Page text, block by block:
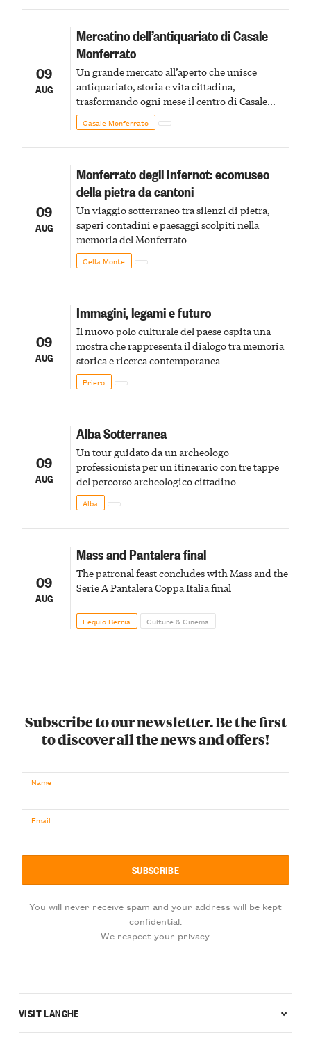
09
AUG
Mercatino dell’antiquariato di Casale
Monferrato
Un grande mercato all’aperto che unisce
antiquariato, storia e vita cittadina,
trasformando ogni mese il centro di Casale
Monferrato in un luogo di scoperta e racconto
Casale Monferrato
09
AUG
Monferrato degli Infernot: ecomuseo
della pietra da cantoni
Un viaggio sotterraneo tra silenzi di pietra,
saperi contadini e paesaggi scolpiti nella
memoria del Monferrato
Cella Monte
09
AUG
Immagini, legami e futuro
Il nuovo polo culturale del paese ospita una
mostra che rappresenta il dialogo tra memoria
storica e ricerca contemporanea
Priero
09
AUG
Alba Sotterranea
Un tour guidato da un archeologo
professionista per un itinerario con tre tappe
del percorso archeologico cittadino
Alba
09
AUG
Mass and Pantalera final
The patronal feast concludes with Mass and the
Serie A Pantalera Coppa Italia final
Lequio Berria Culture & Cinema
Subscribe to our newsletter. Be the first
to discover all the news and offers!
Name
Email
You will never receive spam and your address will be kept
confidential.
We respect your privacy.
VISIT LANGHE